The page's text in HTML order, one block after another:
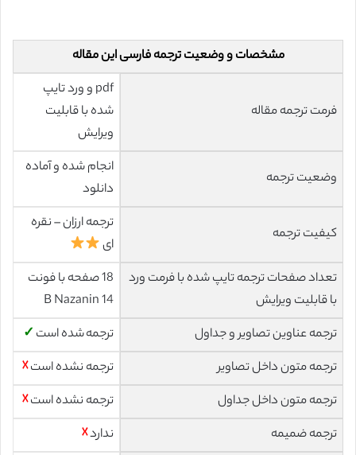
مشخصات و وضعیت ترجمه فارسی این مقاله
فرمت ترجمه مقاله
pdf و ورد تایپ
شده با قابلیت
ویرایش
وضعیت ترجمه
انجام شده و آماده
دانلود
کیفیت ترجمه
ترجمه ارزان – نقره
ای
تعداد صفحات ترجمه تایپ شده با فرمت ورد
با قابلیت ویرایش
18 صفحه با فونت
14 B Nazanin
ترجمه عناوین تصاویر و جداول
ترجمه شده است ✓
ترجمه متون داخل تصاویر
ترجمه نشده است☓
ترجمه متون داخل جداول
ترجمه نشده است☓
ترجمه ضمیمه
ندارد☓